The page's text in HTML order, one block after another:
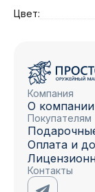
Цвет:
Компания
О компании
Покупателям
Оплата и
Контакты